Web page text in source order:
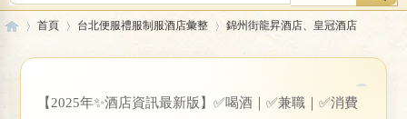
首頁
›
台北便服禮服制服酒店彙整 錦州街龍昇酒店、皇冠酒店
收藏本版
【2025年✨酒店資訊最新版】✅喝酒｜✅兼職｜✅消費